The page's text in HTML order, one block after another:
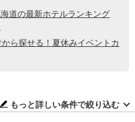
道の最新ホテルランキング
から探せる！夏休みイベントカ
もっと詳しい条件で絞り込む